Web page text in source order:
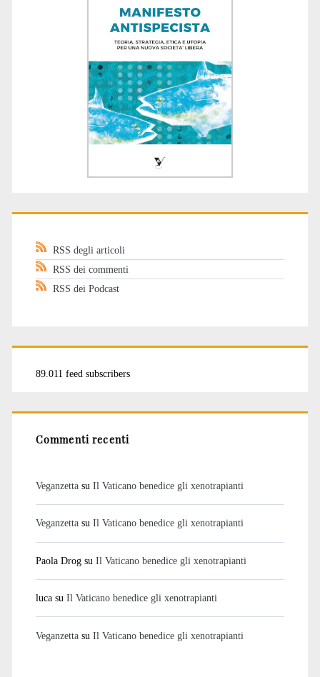
RSS degli articoli
RSS dei commenti
RSS dei Podcast
89.011 feed subscribers
Commenti recenti
Veganzettasu Il Vaticano benedice gli xenotrapianti
Veganzettasu Il Vaticano benedice gli xenotrapianti
Paola Drogsu Il Vaticano benedice gli xenotrapianti
lucasu Il Vaticano benedice gli xenotrapianti
Veganzettasu Il Vaticano benedice gli xenotrapianti